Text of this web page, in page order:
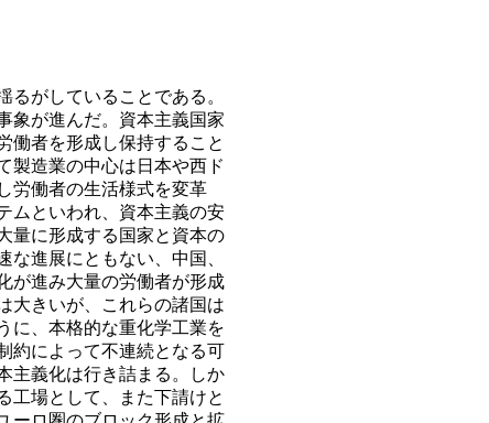
がしていることである。
象が進んだ。資本主義国家
働者を形成し保持すること
製造業の中心は日本や西ド
労働者の生活様式を変革
ムといわれ、資本主義の安
量に形成する国家と資本の
進展にともない、中国、
が進み大量の労働者が形成
大きいが、これらの諸国は
に、本格的な重化学工業を
約によって不連続となる可
主義化は行き詰まる。しか
工場として、また下請けと